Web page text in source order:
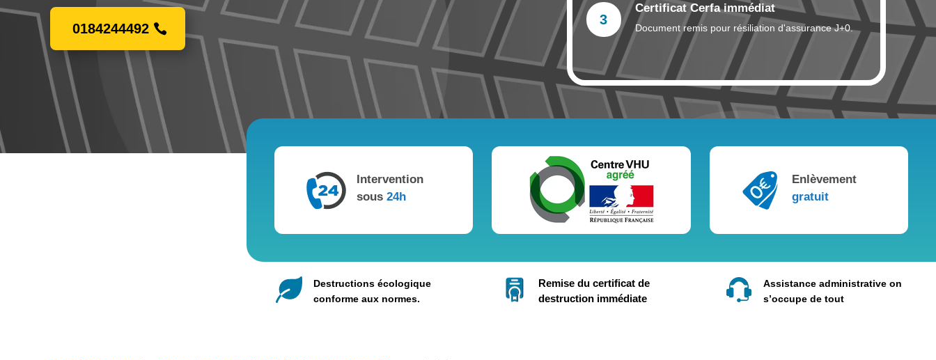
0184244492
3
Certificat Cerfa immédiat
Document remis pour résiliation d'assurance J+0.
Intervention
sous24h
Enlèvement
gratuit
Destructions écologique
conforme aux normes.
Remise du certificat de
destruction immédiate
Assistance administrative on
s’occupe de tout